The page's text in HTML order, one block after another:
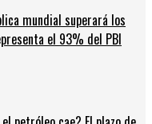
mundial superará los
el 93% del PBI